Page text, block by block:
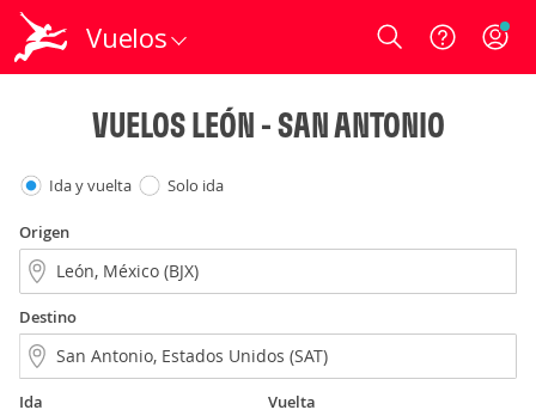
Vuelos Login
VUELOS LEÓN - SAN ANTONIO
Ida y vuelta Solo ida
Origen
Destino
Ida Vuelta